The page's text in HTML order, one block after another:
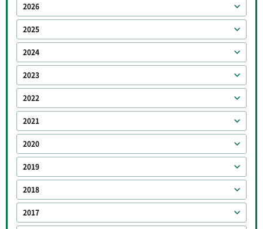
2026
2025
2024
2023
2022
2021
2020
2019
2018
2017